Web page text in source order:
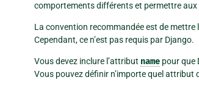
comportements différents et permettre aux
La convention recommandée est de
Cependant, ce n’est pas requis par Django.
Vous devez inclure l’attribut name pour que
Vous pouvez définir n’importe quel attribut